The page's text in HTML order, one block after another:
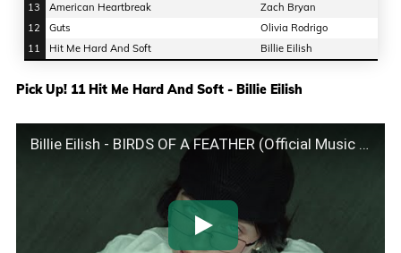
13
American Heartbreak
Zach Bryan
12
Guts
Olivia Rodrigo
11
Hit Me Hard And Soft Billie Eilish
Pick Up! 11 Hit Me Hard And Soft - Billie Eilish
Billie Eilish - BIRDS OF A FEATHER (Official Music Video)